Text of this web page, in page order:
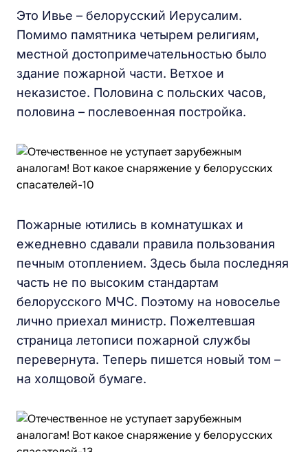
Это Ивье – белорусский Иерусалим.
Помимо памятника четырем религиям,
местной достопримечательностью было
здание пожарной части. Ветхое и
неказистое. Половина с польских часов,
половина – послевоенная постройка.
Пожарные ютились в комнатушках и
ежедневно сдавали правила пользования
печным отоплением. Здесь была последняя
часть не по высоким стандартам
белорусского МЧС. Поэтому на новоселье
лично приехал министр. Пожелтевшая
страница летописи пожарной службы
перевернута. Теперь пишется новый том –
на холщовой бумаге.